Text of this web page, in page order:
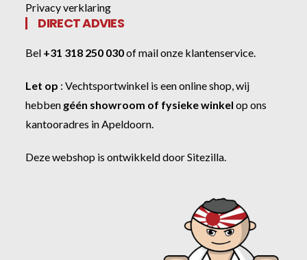
Privacy verklaring
DIRECT ADVIES
Bel +31 318 250 030ofmail onze klantenservice.
Let op :Vechtsportwinkel is een online shop, wij
hebben géén showroom of fysieke winkel op ons
kantooradres in Apeldoorn.
Deze webshop is ontwikkeld doorSitezilla.